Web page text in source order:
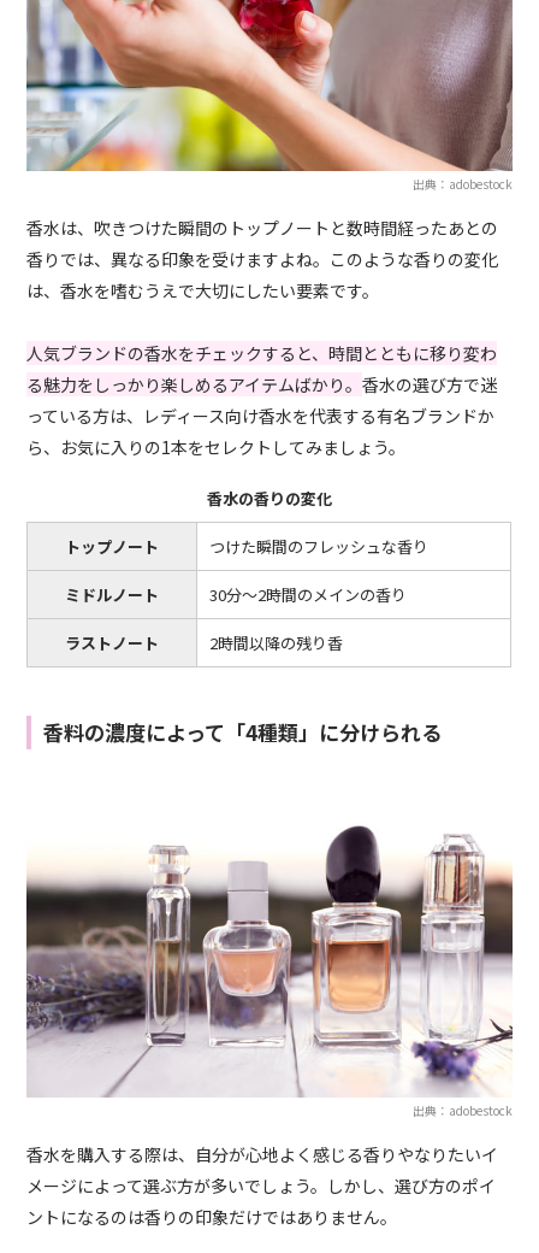
出典：adobestock
香水は、吹きつけた瞬間のトップノートと数時間経ったあとの
香りでは、異なる印象を受けますよね。このような香りの変化
は、香水を嗜むうえで大切にしたい要素です。
人気ブランドの香水をチェックすると、時間とともに移り変わ
る魅力をしっかり楽しめるアイテムばかり。香水の選び方で迷
っている方は、レディース向け香水を代表する有名ブランドか
ら、お気に入りの1本をセレクトしてみましょう。
香水の香りの変化
トップノート つけた瞬間のフレッシュな香り
ミドルノート 30分〜2時間のメインの香り
ラストノート 2時間以降の残り香
香料の濃度によって「4種類」に分けられる
出典：adobestock
香水を購入する際は、自分が心地よく感じる香りやなりたいイ
メージによって選ぶ方が多いでしょう。しかし、選び方のポイ
ントになるのは香りの印象だけではありません。